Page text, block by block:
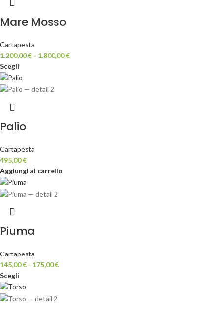
Mare Mosso
Cartapesta
1.200,00€ - 1.800,00€
Scegli
Palio
Cartapesta
495,00€
Aggiungi al carrello
Piuma
Cartapesta
145,00€ - 175,00€
Scegli